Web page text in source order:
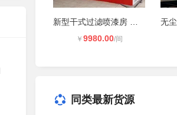
￥ 9980.00/间
同类最新货源